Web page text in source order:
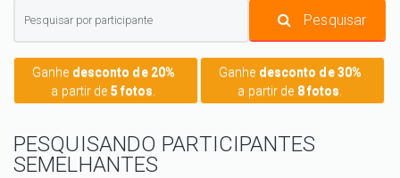
Pesquisar
Ganhe desconto de 20%
a partir de 5 fotos
Ganhe desconto de 30%
a partir de 8 fotos
PESQUISANDO PARTICIPANTES
SEMELHANTES